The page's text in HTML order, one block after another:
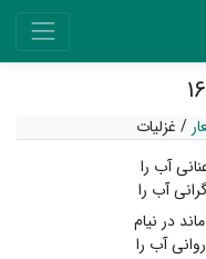
/ غزلیات
آب را
آب را
در نیام
آب را